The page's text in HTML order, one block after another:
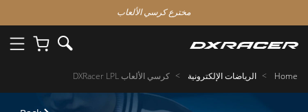
مخترع كرسي الألعاب
Home الرياضات الإلكترونية كرسي الألعاب DXRacer LPL